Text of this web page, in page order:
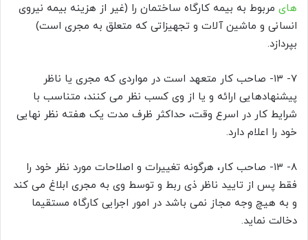
های مربوط به بیمه کارگاه ساختمان را (غیر از هزینه بیمه نیروی
انسانی و ماشین آلات و تجهیزاتی که متعلق به مجری است)
بپردازد.
۷- ۱۳- صاحب کار متعهد است در مواردی که مجری یا ناظر
پیشنهادهایی ارائه و یا از وی کسب نظر می کنند، متناسب با
شرایط کار در اسرع وقت، حداکثر ظرف مدت یک هفته نظر نهایی
خود را اعلام دارد.
۸- ۱۳- صاحب کار، هرگونه تغییرات و اصلاحات مورد نظر خود را
فقط پس از تایید ناظر ذی ربط و توسط وی به مجری ابلاغ می کند
و به هیچ وجه مجاز نمی باشد در امور اجرایی کارگاه مستقیما
دخالت نماید.